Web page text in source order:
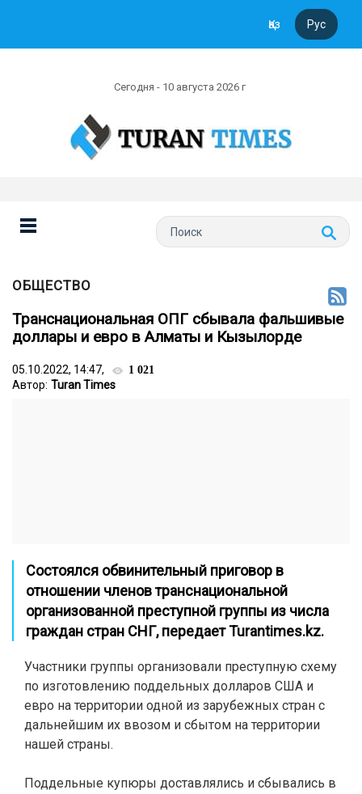
Қаз Рус
Сегодня - 10 августа 2026 г
ОБЩЕСТВО
Транснациональная ОПГ cбывала фальшивые
доллары и евро в Алматы и Кызылорде
05.10.2022, 14:47, 1 021
Автор: Turan Times
Состоялся обвинительный приговор в
отношении членов транснациональной
организованной преступной группы из числа
граждан стран СНГ, передаетTurantimes.kz.
Участники группы организовали преступную схему
по изготовлению поддельных долларов США и
евро на территории одной из зарубежных стран с
дальнейшим их ввозом и сбытом на территории
нашей страны.
Поддельные купюры доставлялись и сбывались в